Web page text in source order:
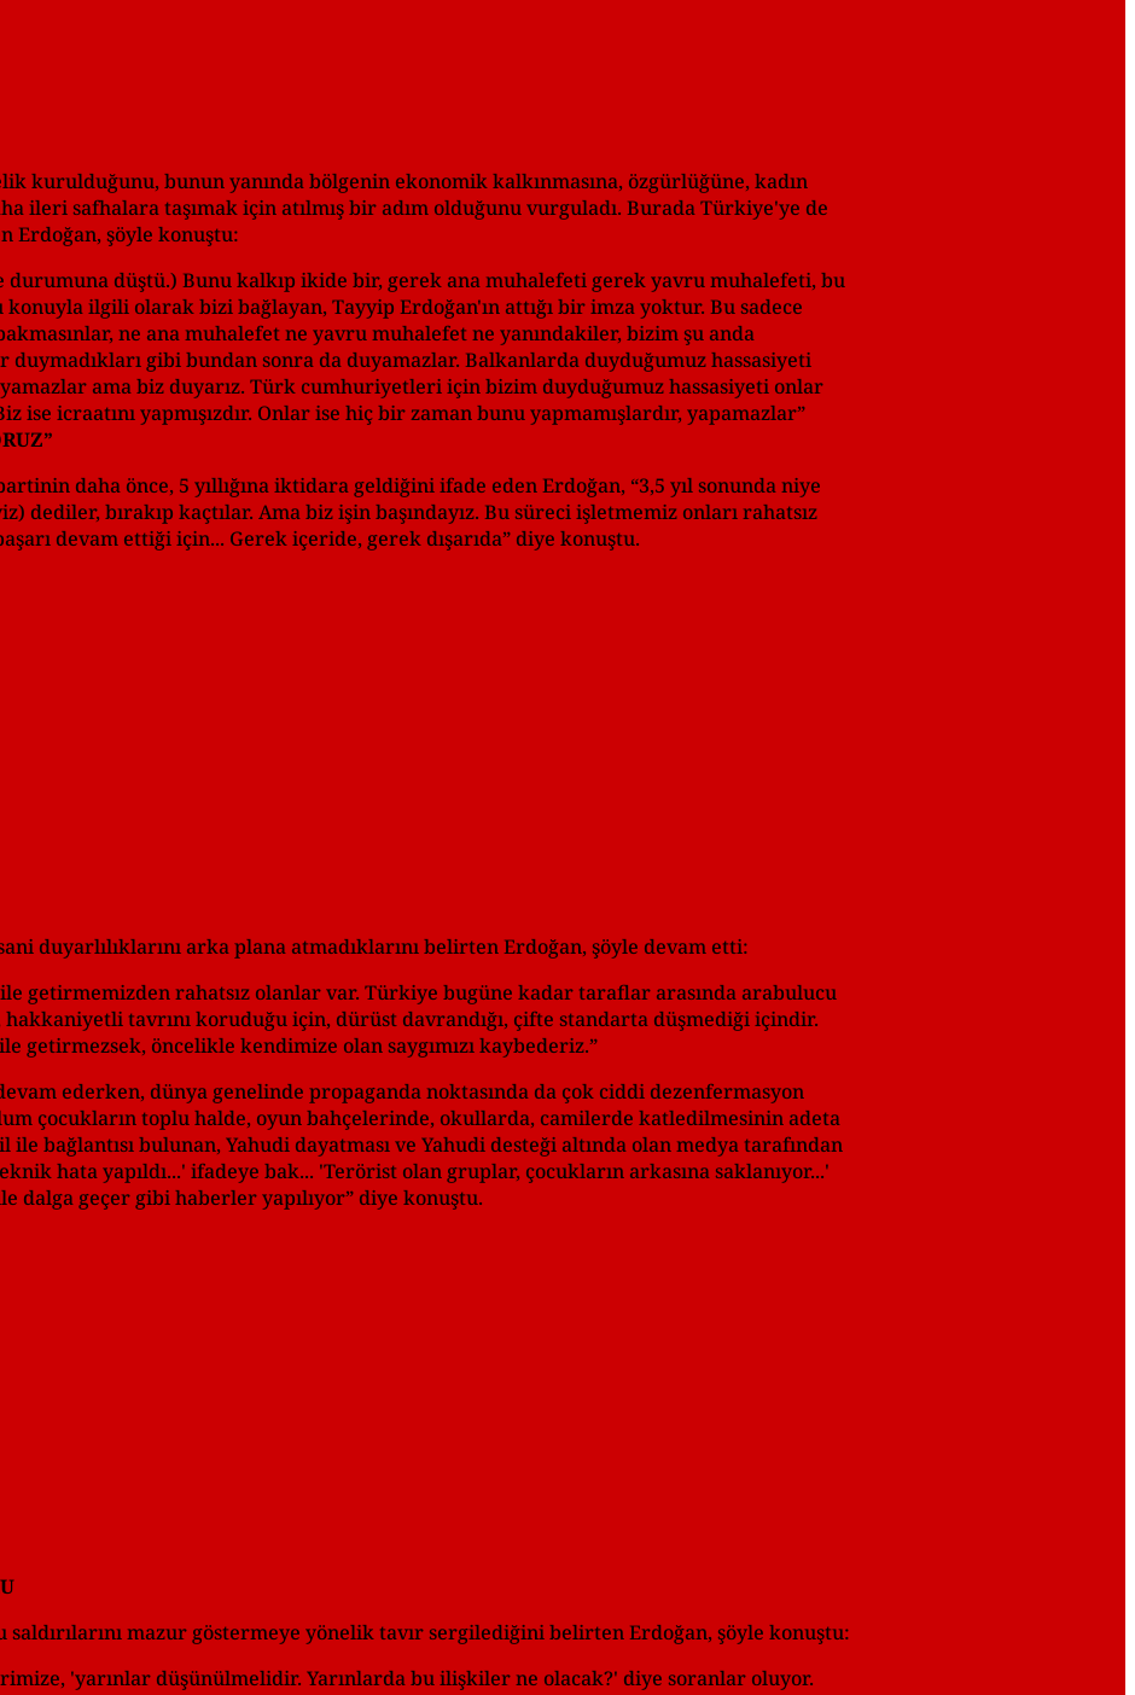
kurulduğunu, bunun yanında bölgenin ekonomik kalkınmasına, özgürlüğüne, kadın
ileri safhalara taşımak için atılmış bir adım olduğunu vurguladı. Burada Türkiye'ye de
şöyle konuştu:
durumuna düştü.) Bunu kalkıp ikide bir, gerek ana muhalefeti gerek yavru muhalefeti, bu
konuyla ilgili olarak bizi bağlayan, Tayyip Erdoğan'ın attığı bir imza yoktur. Bu sadece
ne ana muhalefet ne yavru muhalefet ne yanındakiler, bizim şu anda
gibi bundan sonra da duyamazlar. Balkanlarda duyduğumuz hassasiyeti
ama biz duyarız. Türk cumhuriyetleri için bizim duyduğumuz hassasiyeti onlar
ise icraatını yapmışızdır. Onlar ise hiç bir zaman bunu yapmamışlardır, yapamazlar”
daha önce, 5 yıllığına iktidara geldiğini ifade eden Erdoğan, “3,5 yıl sonunda niye
dediler, bırakıp kaçtılar. Ama biz işin başındayız. Bu süreci işletmemiz onları rahatsız
devam ettiği için... Gerek içeride, gerek dışarıda” diye konuştu.
duyarlılıklarını arka plana atmadıklarını belirten Erdoğan, şöyle devam etti:
getirmemizden rahatsız olanlar var. Türkiye bugüne kadar taraflar arasında arabulucu
tavrını koruduğu için, dürüst davrandığı, çifte standarta düşmediği içindir.
öncelikle kendimize olan saygımızı kaybederiz.”
ederken, dünya genelinde propaganda noktasında da çok ciddi dezenfermasyon
çocukların toplu halde, oyun bahçelerinde, okullarda, camilerde katledilmesinin adeta
bağlantısı bulunan, Yahudi dayatması ve Yahudi desteği altında olan medya tarafından
hata yapıldı...' ifadeye bak... 'Terörist olan gruplar, çocukların arkasına saklanıyor...'
dalga geçer gibi haberler yapılıyor” diye konuştu.
mazur göstermeye yönelik tavır sergilediğini belirten Erdoğan, şöyle konuştu:
'yarınlar düşünülmelidir. Yarınlarda bu ilişkiler ne olacak?' diye soranlar oluyor.